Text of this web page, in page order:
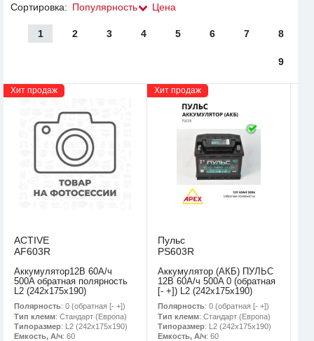
Сортировка: Популярность Цена
1 2 3 4 5 6 7 8
9
Хит продаж
ACTIVE
AF603R
Аккумулятор12В 60А/ч
500A обратная полярность
L2 (242х175х190)
Полярность: 0 (обратная [- +])
Тип клемм: Стандарт (Европа)
Типоразмер: L2 (242х175х190)
Емкость, А/ч: 60
Хит продаж
Пульс
PS603R
Аккумулятор (АКБ) ПУЛЬС
12В 60А/ч 500A 0 (обратная
[- +]) L2 (242х175х190)
Полярность: 0 (обратная [- +])
Тип клемм: Стандарт (Европа)
Типоразмер: L2 (242х175х190)
Емкость, А/ч: 60